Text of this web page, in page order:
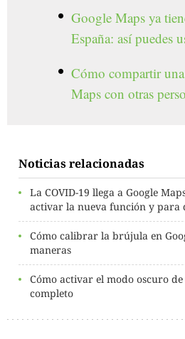
Google Maps ya
España: así puedes
Cómo compartir
Maps con otras
Noticias relacionadas
La COVID-19 llega a Google
activar la nueva función y para
Cómo calibrar la brújula en
maneras
Cómo activar el modo oscuro de
completo